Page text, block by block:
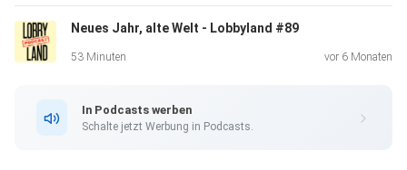
Vernetzt euch jetzt! Mehr zu Lobbyland:
https://lobbyland.de
Lobbyland auf YouTube! Lesungen, Live-Events und
Neues Jahr, alte Welt - Lobbyland #89
53 Minuten vor 6 Monaten
In Podcasts werben
Schalte jetzt Werbung in Podcasts.